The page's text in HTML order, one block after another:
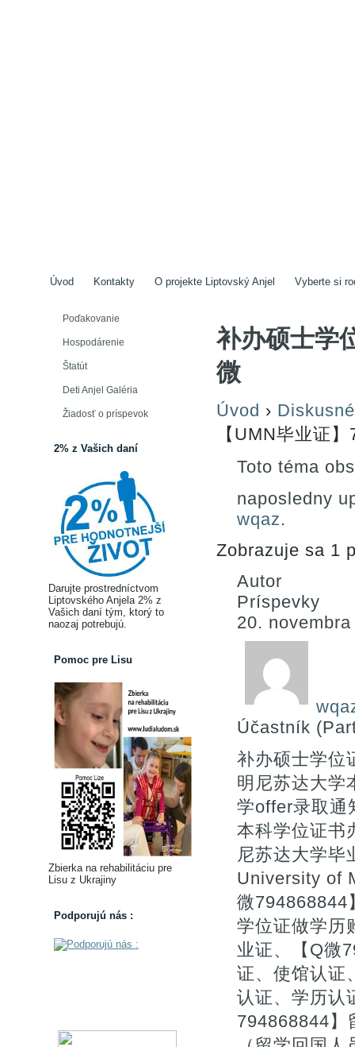
Úvod Kontakty O projekte Liptovský Anjel Vyberte si
Poďakovanie
Hospodárenie
Štatút
Deti Anjel Galéria
Žiadosť o príspevok
2% z Vašich daní
Darujte prostredníctvom
Liptovského Anjela 2% z
Vašich daní tým, ktorý to
naozaj potrebujú.
Pomoc pre Lisu
Zbierka na rehabilitáciu pre
Lisu z Ukrajiny
Podporujú nás :
补办硕士学
微
Úvod ›
【UMN毕业证
Toto téma
naposledny
wqaz.
Zobrazuje sa 1
Autor
Príspevky
20.
Účastník
补办硕士学位
明尼苏达大学
学offer录取
本科学位证书
尼苏达大学毕
University of
微794868844
学位证做学历
业证、【Q微
证、使馆认证
认证、学历认
794868844】